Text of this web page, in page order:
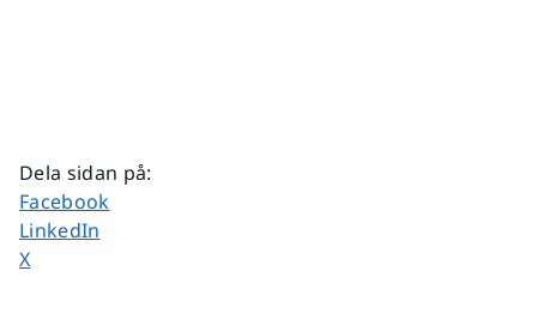
Dela sidan på:
Dela sidan på
Facebook
Dela sidan på
LinkedIn
Dela sidan på
X